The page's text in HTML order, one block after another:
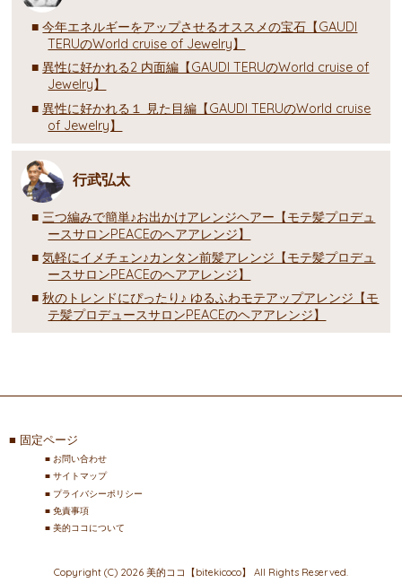
今年エネルギーをアップさせるオススメの宝石【GAUDI
TERUのWorld cruise of Jewelry】
異性に好かれる2 内面編【GAUDI TERUのWorld cruise of
Jewelry】
異性に好かれる１ 見た目編【GAUDI TERUのWorld cruise
of Jewelry】
行武弘太
三つ編みで簡単♪お出かけアレンジヘアー【モテ髪プロデュ
ースサロンPEACEのヘアアレンジ】
気軽にイメチェン♪カンタン前髪アレンジ【モテ髪プロデュ
ースサロンPEACEのヘアアレンジ】
秋のトレンドにぴったり♪ ゆるふわモテアップアレンジ【モ
テ髪プロデュースサロンPEACEのヘアアレンジ】
固定ページ
お問い合わせ
サイトマップ
プライバシーポリシー
免責事項
美的ココについて
Copyright (C) 2026 美的ココ【bitekicoco】 All Rights Reserved.